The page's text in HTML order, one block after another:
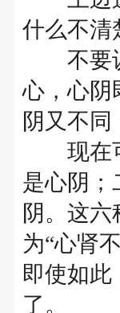
什么不清
不要认
心，心阴
阴又不
现在可
是心阴；
阴。这
为“心肾
即使如此
了。